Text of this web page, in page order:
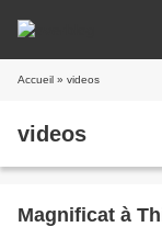
Accueil » videos
videos
Magnificat à